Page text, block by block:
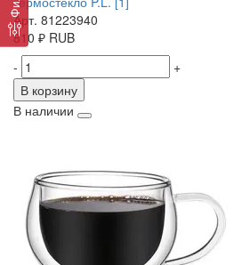
Арт. 81223940
810 ₽ RUB
-
+
В корзину
В наличии